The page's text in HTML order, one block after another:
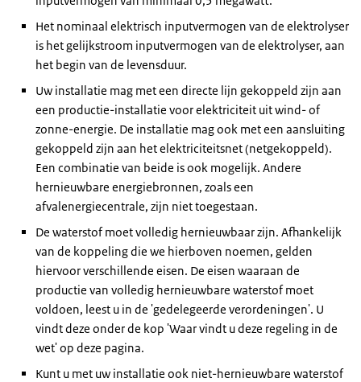
Het nominaal elektrisch inputvermogen van de elektrolyser
is het gelijkstroom inputvermogen van de elektrolyser, aan
het begin van de levensduur.
Uw installatie mag met een directe lijn gekoppeld zijn aan
een productie-installatie voor elektriciteit uit wind- of
zonne-energie. De installatie mag ook met een aansluiting
gekoppeld zijn aan het elektriciteitsnet (netgekoppeld).
Een combinatie van beide is ook mogelijk. Andere
hernieuwbare energiebronnen, zoals een
afvalenergiecentrale, zijn niet toegestaan.
De waterstof moet volledig hernieuwbaar zijn. Afhankelijk
van de koppeling die we hierboven noemen, gelden
hiervoor verschillende eisen. De eisen waaraan de
productie van volledig hernieuwbare waterstof moet
voldoen, leest u in de 'gedelegeerde verordeningen'. U
vindt deze onder de kop 'Waar vindt u deze regeling in de
wet' op deze pagina.
Kunt u met uw installatie ook niet-hernieuwbare waterstof